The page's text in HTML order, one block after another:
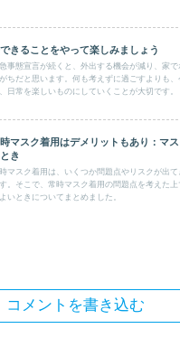
きることをやって楽しみましょう
事態宣言が続くと、外出する機会が減り、家
ちだと思います。何も考えずに過ごすよりも
日常を楽しいものにしていくことが大切です。
マスク着用はデメリットもあり：マ
き
マスク着用は、いくつか問題点やリスクが出
。そこで、常時マスク着用の問題点を考えた
いときについてまとめました。
コメントを書き込む